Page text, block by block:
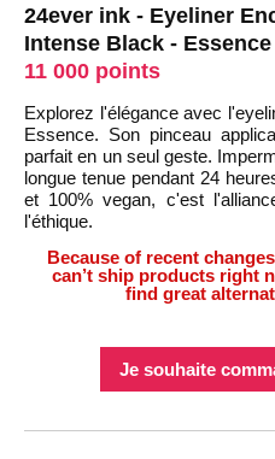
24ever ink - Eyeliner
Intense Black - Essence
11 000 points
Explorez l'élégance avec
Essence. Son pinceau
parfait en un seul geste.
longue tenue pendant 24
et 100% vegan, c'est
l'éthique.
Because of recent
can’t ship products right
find great
Je souhaite